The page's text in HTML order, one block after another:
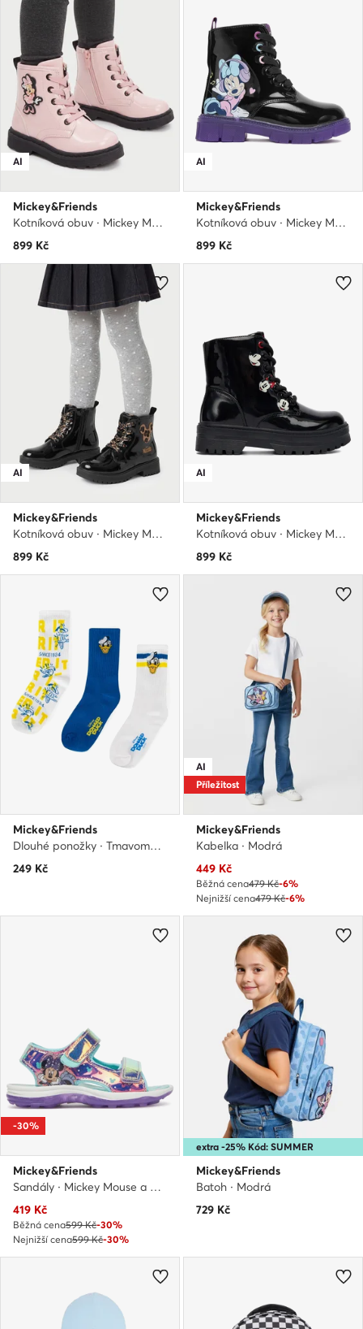
AI
Mickey&Friends
Kotníková obuv · Mickey Mouse a přátelé · Růžová
899 Kč
AI
Mickey&Friends
Kotníková obuv · Mickey Mouse a přátelé · Černá
899 Kč
AI
Mickey&Friends
Kotníková obuv · Mickey Mouse a přátelé · Černá
899 Kč
AI
Mickey&Friends
Kotníková obuv · Mickey Mouse a přátelé · Černá
899 Kč
Mickey&Friends
Dlouhé ponožky · Tmavomodrá
249 Kč
AI
Příležitost
Mickey&Friends
Kabelka · Modrá
Aktuální cena
449 Kč
Běžná cena479 Kč-6%
Nejnižší cena479 Kč-6%
-30%
Mickey&Friends
Sandály · Mickey Mouse a přátelé · Fialová
Aktuální cena
419 Kč
Běžná cena599 Kč-30%
Nejnižší cena599 Kč-30%
extra -25% Kód: SUMMER
Mickey&Friends
Batoh · Modrá
729 Kč